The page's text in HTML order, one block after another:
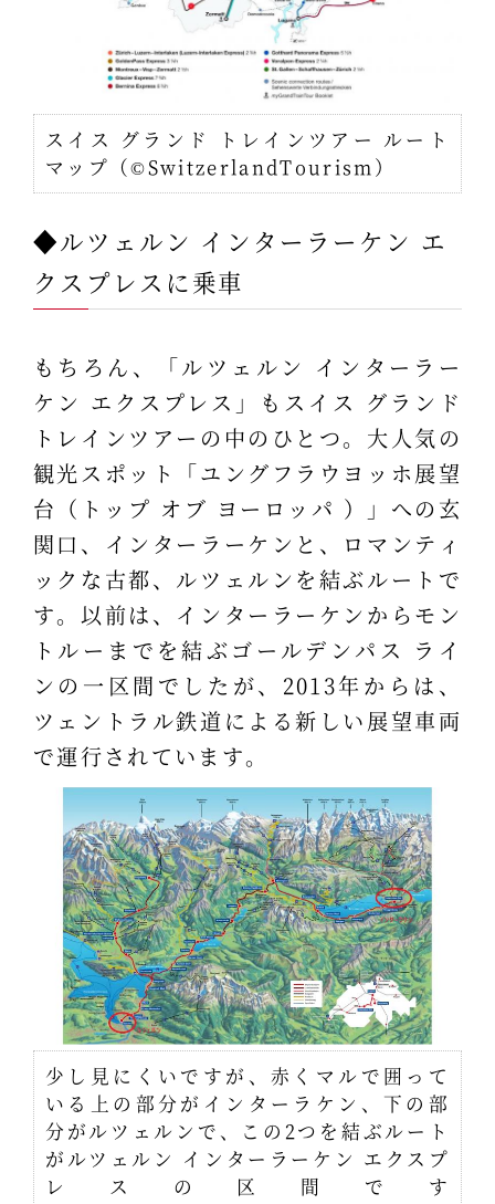
スイス グランド トレインツアー ルート
マップ（©SwitzerlandTourism）
◆ルツェルン インターラーケン エ
クスプレスに乗車
もちろん、「ルツェルン インターラー
ケン エクスプレス」もスイス グランド
トレインツアーの中のひとつ。大人気の
観光スポット「ユングフラウヨッホ展望
台（トップ オブ ヨーロッパ ）」への玄
関口、インターラーケンと、ロマンティ
ックな古都、ルツェルンを結ぶルートで
す。以前は、インターラーケンからモン
トルーまでを結ぶゴールデンパス ライ
ンの一区間でしたが、2013年からは、
ツェントラル鉄道による新しい展望車両
で運行されています。
少し見にくいですが、赤くマルで囲って
いる上の部分がインターラケン、下の部
分がルツェルンで、この2つを結ぶルート
がルツェルン インターラーケン エクスプ
レスの区間です